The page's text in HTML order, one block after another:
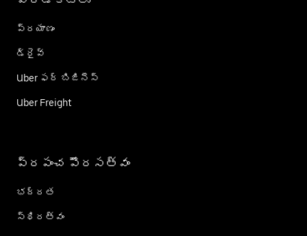
ప్రయాణం
డ్రైవ్
Uber ఫర్ బిజినెస్
Uber Freight
ప్రపంచ పౌరసత్వం
భద్రత
స్థిరత్వం